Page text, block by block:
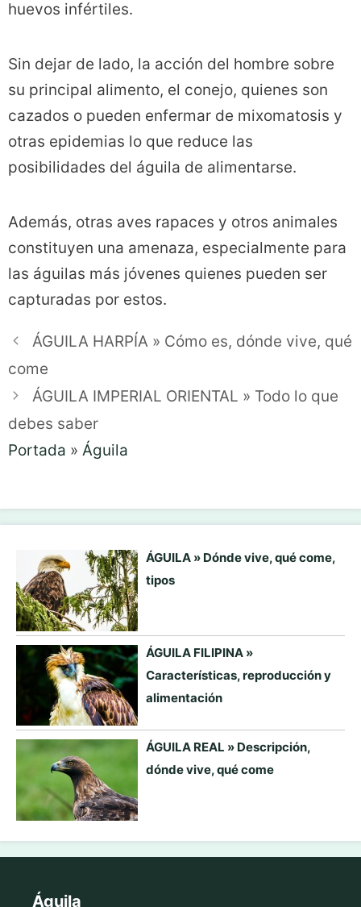
huevos infértiles.
Sin dejar de lado, la acción del hombre sobre
su principal alimento, el conejo, quienes son
cazados o pueden enfermar de mixomatosis y
otras epidemias lo que reduce las
posibilidades del águila de alimentarse.
Además, otras aves rapaces y otros animales
constituyen una amenaza, especialmente para
las águilas más jóvenes quienes pueden ser
capturadas por estos.
ÁGUILA HARPÍA » Cómo es, dónde vive, qué
come
ÁGUILA IMPERIAL ORIENTAL » Todo lo que
debes saber
Portada » Águila
ÁGUILA » Dónde vive, qué come,
tipos
ÁGUILA FILIPINA »
Características, reproducción y
alimentación
ÁGUILA REAL » Descripción,
dónde vive, qué come
Águila